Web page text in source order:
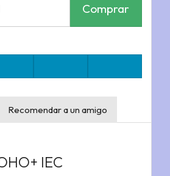
Comprar
Recomendar a un amigo
IEC